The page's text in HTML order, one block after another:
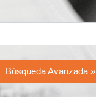
Búsqueda Avanzada »